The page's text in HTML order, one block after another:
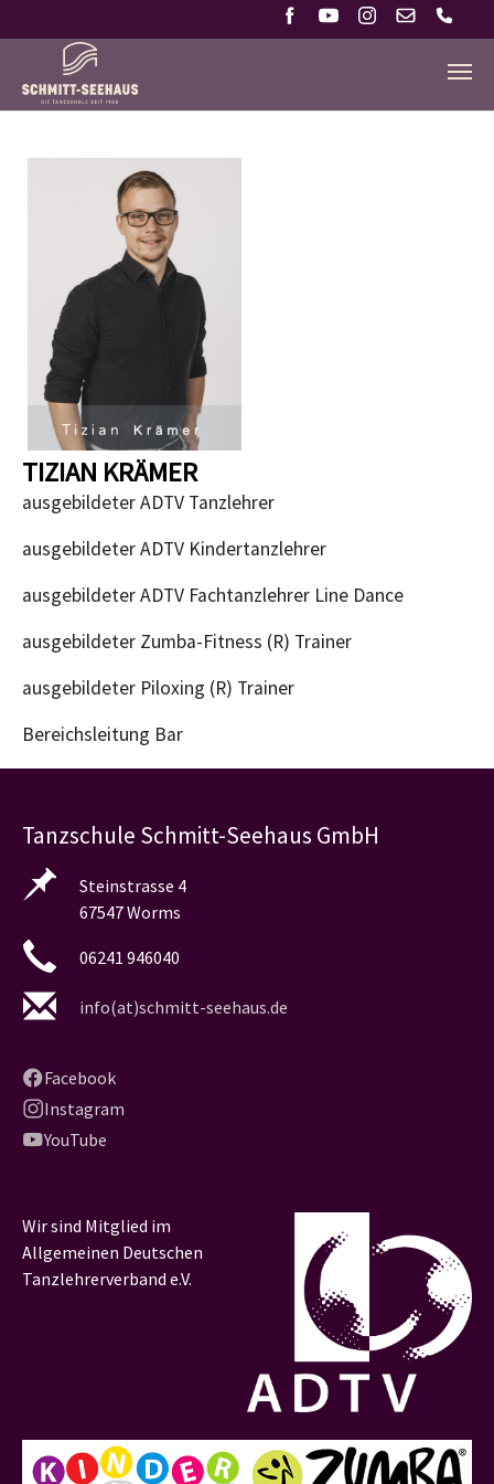
TIZIAN KRÄMER
ausgebildeter ADTV Tanzlehrer
ausgebildeter ADTV Kindertanzlehrer
ausgebildeter ADTV Fachtanzlehrer Line Dance
ausgebildeter Zumba-Fitness (R) Trainer
ausgebildeter Piloxing (R) Trainer
Bereichsleitung Bar
Tanzschule Schmitt-Seehaus GmbH
Steinstrasse 4
67547 Worms
06241 946040
info(at)schmitt-seehaus.de
Facebook
Instagram
YouTube
Wir sind Mitglied im
Allgemeinen Deutschen
Tanzlehrerverband e.V.